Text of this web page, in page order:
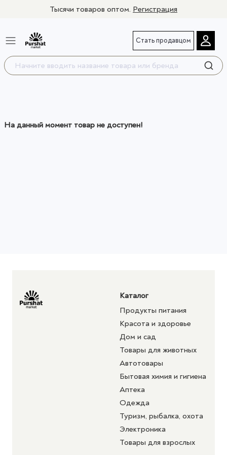
Тысячи товаров оптом. Регистрация
Стать продавцом
На данный момент товар не доступен!
Каталог
Продукты питания
Красота и здоровье
Дом и сад
Товары для животных
Автотовары
Бытовая химия и гигиена
Аптека
Одежда
Туризм, рыбалка, охота
Электроника
Товары для взрослых